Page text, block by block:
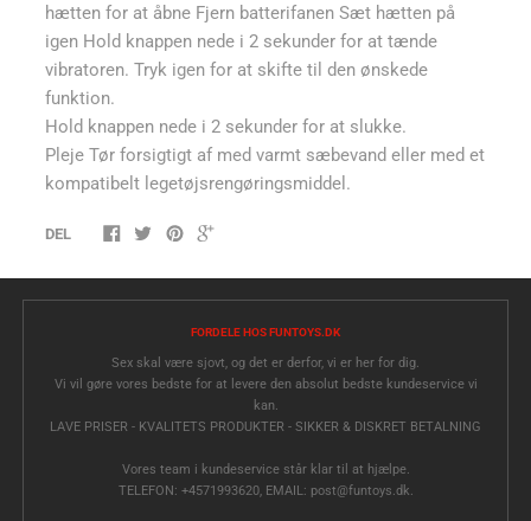
hætten for at åbne Fjern batterifanen Sæt hætten på
igen Hold knappen nede i 2 sekunder for at tænde
vibratoren. Tryk igen for at skifte til den ønskede
funktion.
Hold knappen nede i 2 sekunder for at slukke.
Pleje Tør forsigtigt af med varmt sæbevand eller med et
kompatibelt legetøjsrengøringsmiddel.
DEL
FORDELE HOS FUNTOYS.DK
Sex skal være sjovt, og det er derfor, vi er her for dig.
Vi vil gøre vores bedste for at levere den absolut bedste kundeservice vi
kan.
LAVE PRISER - KVALITETS PRODUKTER - SIKKER & DISKRET BETALNING
Vores team i kundeservice står klar til at hjælpe.
TELEFON: +4571993620, EMAIL: post@funtoys.dk.